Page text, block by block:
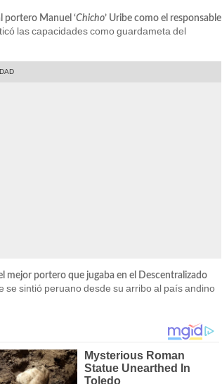
portero Manuel ‘Chicho’ Uribe como el responsable
las capacidades como guardameta del
mejor portero que jugaba en el Descentralizado
sintió peruano desde su arribo al país andino